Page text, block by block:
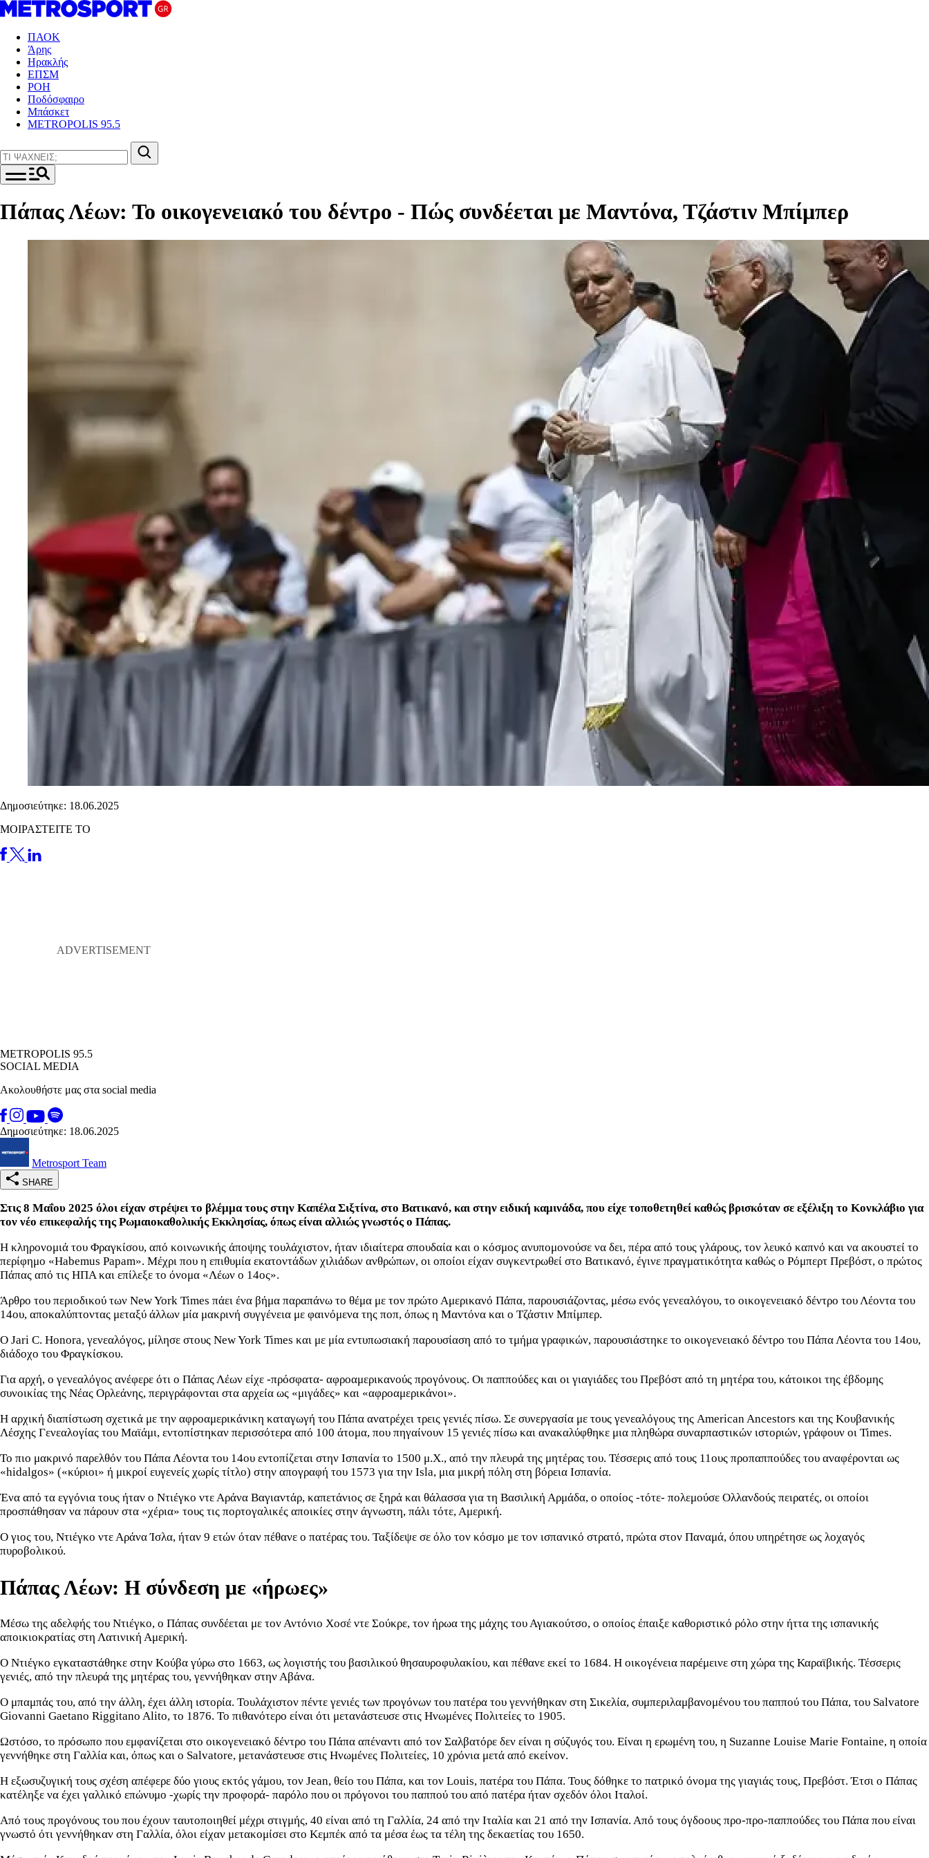
ΠΑΟΚ
Άρης
Ηρακλής
ΕΠΣΜ
ΡΟΗ
Ποδόσφαιρο
Μπάσκετ
METROPOLIS 95.5
Πάπας Λέων: Το οικογενειακό του δέντρο - Πώς συνδέεται με Μαντόνα, Τζάστιν Μπίμπερ
Δημοσιεύτηκε: 18.06.2025
ΜΟΙΡΑΣΤΕΙΤΕ ΤΟ
METROPOLIS 95.5
SOCIAL MEDIA
Ακολουθήστε μας στα social media
Δημοσιεύτηκε: 18.06.2025
Metrosport Team
SHARE
Στις 8 Μαΐου 2025 όλοι είχαν στρέψει το βλέμμα τους στην Καπέλα Σιξτίνα, στο Βατικανό, και στην ειδική καμινάδα, που είχε τοποθετηθεί καθώς βρισκόταν σε εξέλιξη το Κονκλάβιο για
τον νέο επικεφαλής της Ρωμαιοκαθολικής Εκκλησίας, όπως είναι αλλιώς γνωστός ο Πάπας.
Η κληρονομιά του Φραγκίσου, από κοινωνικής άποψης τουλάχιστον, ήταν ιδιαίτερα σπουδαία και ο κόσμος ανυπομονούσε να δει, πέρα από τους γλάρους, τον λευκό καπνό και να ακουστεί το
περίφημο «Habemus Papam». Μέχρι που η επιθυμία εκατοντάδων χιλιάδων ανθρώπων, οι οποίοι είχαν συγκεντρωθεί στο Βατικανό, έγινε πραγματικότητα καθώς ο Ρόμπερτ Πρεβόστ, ο πρώτος
Πάπας από τις ΗΠΑ και επίλεξε το όνομα «Λέων ο 14ος».
Άρθρο του περιοδικού των New York Times πάει ένα βήμα παραπάνω το θέμα με τον πρώτο Αμερικανό Πάπα, παρουσιάζοντας, μέσω ενός γενεαλόγου, το οικογενειακό δέντρο του Λέοντα του
14ου, αποκαλύπτοντας μεταξύ άλλων μία μακρινή συγγένεια με φαινόμενα της ποπ, όπως η Μαντόνα και ο Τζάστιν Μπίμπερ.
Ο Jari C. Honora, γενεαλόγος, μίλησε στους New York Times και με μία εντυπωσιακή παρουσίαση από το τμήμα γραφικών, παρουσιάστηκε το οικογενειακό δέντρο του Πάπα Λέοντα του 14ου,
διάδοχο του Φραγκίσκου.
Για αρχή, ο γενεαλόγος ανέφερε ότι ο Πάπας Λέων είχε -πρόσφατα- αφροαμερικανούς προγόνους. Οι παππούδες και οι γιαγιάδες του Πρεβόστ από τη μητέρα του, κάτοικοι της έβδομης
συνοικίας της Νέας Ορλεάνης, περιγράφονται στα αρχεία ως «μιγάδες» και «αφροαμερικάνοι».
Η αρχική διαπίστωση σχετικά με την αφροαμερικάνικη καταγωγή του Πάπα ανατρέχει τρεις γενιές πίσω. Σε συνεργασία με τους γενεαλόγους της American Ancestors και της Κουβανικής
Λέσχης Γενεαλογίας του Μαϊάμι, εντοπίστηκαν περισσότερα από 100 άτομα, που πηγαίνουν 15 γενιές πίσω και ανακαλύφθηκε μια πληθώρα συναρπαστικών ιστοριών, γράφουν οι Times.
Το πιο μακρινό παρελθόν του Πάπα Λέοντα του 14ου εντοπίζεται στην Ισπανία το 1500 μ.Χ., από την πλευρά της μητέρας του. Τέσσερις από τους 11ους προπαππούδες του αναφέρονται ως
«hidalgos» («κύριοι» ή μικροί ευγενείς χωρίς τίτλο) στην απογραφή του 1573 για την Isla, μια μικρή πόλη στη βόρεια Ισπανία.
Ένα από τα εγγόνια τους ήταν ο Ντιέγκο ντε Αράνα Βαγιαντάρ, καπετάνιος σε ξηρά και θάλασσα για τη Βασιλική Αρμάδα, ο οποίος -τότε- πολεμούσε Ολλανδούς πειρατές, οι οποίοι
προσπάθησαν να πάρουν στα «χέρια» τους τις πορτογαλικές αποικίες στην άγνωστη, πάλι τότε, Αμερική.
Ο γιος του, Ντιέγκο ντε Αράνα Ίσλα, ήταν 9 ετών όταν πέθανε ο πατέρας του. Ταξίδεψε σε όλο τον κόσμο με τον ισπανικό στρατό, πρώτα στον Παναμά, όπου υπηρέτησε ως λοχαγός
πυροβολικού.
Πάπας Λέων: Η σύνδεση με «ήρωες»
Μέσω της αδελφής του Ντιέγκο, ο Πάπας συνδέεται με τον Αντόνιο Χοσέ ντε Σούκρε, τον ήρωα της μάχης του Αγιακούτσο, ο οποίος έπαιξε καθοριστικό ρόλο στην ήττα της ισπανικής
αποικιοκρατίας στη Λατινική Αμερική.
Ο Ντιέγκο εγκαταστάθηκε στην Κούβα γύρω στο 1663, ως λογιστής του βασιλικού θησαυροφυλακίου, και πέθανε εκεί το 1684. Η οικογένεια παρέμεινε στη χώρα της Καραϊβικής. Τέσσερις
γενιές, από την πλευρά της μητέρας του, γεννήθηκαν στην Αβάνα.
Ο μπαμπάς του, από την άλλη, έχει άλλη ιστορία. Τουλάχιστον πέντε γενιές των προγόνων του πατέρα του γεννήθηκαν στη Σικελία, συμπεριλαμβανομένου του παππού του Πάπα, του Salvatore
Giovanni Gaetano Riggitano Alito, το 1876. Το πιθανότερο είναι ότι μετανάστευσε στις Ηνωμένες Πολιτείες το 1905.
Ωστόσο, το πρόσωπο που εμφανίζεται στο οικογενειακό δέντρο του Πάπα απέναντι από τον Σαλβατόρε δεν είναι η σύζυγός του. Είναι η ερωμένη του, η Suzanne Louise Marie Fontaine, η οποία
γεννήθηκε στη Γαλλία και, όπως και ο Salvatore, μετανάστευσε στις Ηνωμένες Πολιτείες, 10 χρόνια μετά από εκείνον.
Η εξωσυζυγική τους σχέση απέφερε δύο γιους εκτός γάμου, τον Jean, θείο του Πάπα, και τον Louis, πατέρα του Πάπα. Τους δόθηκε το πατρικό όνομα της γιαγιάς τους, Πρεβόστ. Έτσι ο Πάπας
κατέληξε να έχει γαλλικό επώνυμο -χωρίς την προφορά- παρόλο που οι πρόγονοι του παππού του από πατέρα ήταν σχεδόν όλοι Ιταλοί.
Από τους προγόνους του που έχουν ταυτοποιηθεί μέχρι στιγμής, 40 είναι από τη Γαλλία, 24 από την Ιταλία και 21 από την Ισπανία. Από τους όγδοους προ-προ-παππούδες του Πάπα που είναι
γνωστό ότι γεννήθηκαν στη Γαλλία, όλοι είχαν μετακομίσει στο Κεμπέκ από τα μέσα έως τα τέλη της δεκαετίας του 1650.